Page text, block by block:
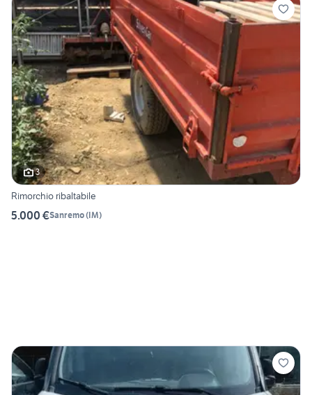
3
Rimorchio ribaltabile
5.000 €Sanremo(IM)